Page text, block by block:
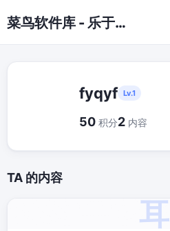
菜鸟软件库 - 乐于分享免费资源平台
fyqyf Lv.1
50 积分2 内容
TA 的内容
耳